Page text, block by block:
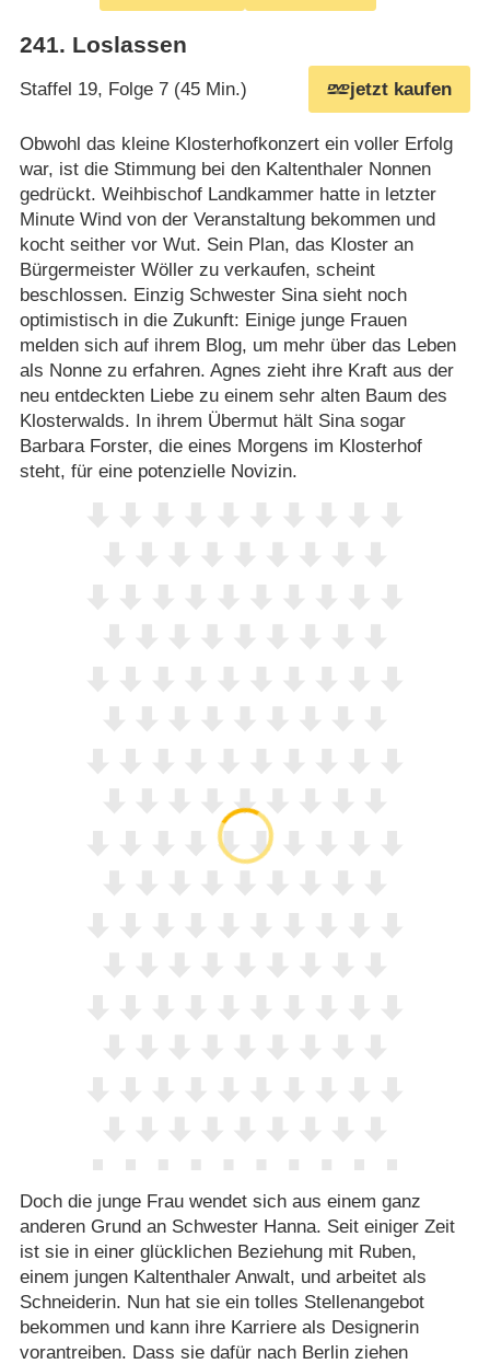
241. Loslassen
Staffel 19, Folge 7 (45 Min.) jetzt kaufen
Obwohl das kleine Klosterhofkonzert ein voller Erfolg
war, ist die Stimmung bei den Kaltenthaler Nonnen
gedrückt. Weihbischof Landkammer hatte in letzter
Minute Wind von der Veranstaltung bekommen und
kocht seither vor Wut. Sein Plan, das Kloster an
Bürgermeister Wöller zu verkaufen, scheint
beschlossen. Einzig Schwester Sina sieht noch
optimistisch in die Zukunft: Einige junge Frauen
melden sich auf ihrem Blog, um mehr über das Leben
als Nonne zu erfahren. Agnes zieht ihre Kraft aus der
neu entdeckten Liebe zu einem sehr alten Baum des
Klosterwalds. In ihrem Übermut hält Sina sogar
Barbara Forster, die eines Morgens im Klosterhof
steht, für eine potenzielle Novizin.
Doch die junge Frau wendet sich aus einem ganz
anderen Grund an Schwester Hanna. Seit einiger Zeit
ist sie in einer glücklichen Beziehung mit Ruben,
einem jungen Kaltenthaler Anwalt, und arbeitet als
Schneiderin. Nun hat sie ein tolles Stellenangebot
bekommen und kann ihre Karriere als Designerin
vorantreiben. Dass sie dafür nach Berlin ziehen